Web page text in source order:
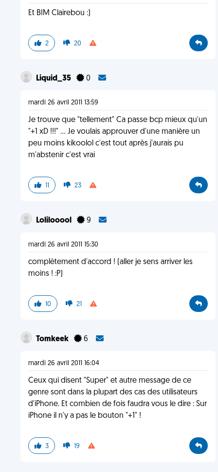
Et BIM Clairebou :)
2 20
Liquid_35 0
mardi 26 avril 2011 13:59
Je trouve que "tellement" Ca passe bcp mieux qu'un
"+1 xD !!!" ... Je voulais approuver d'une manière un
peu moins kikoolol c'est tout après j'aurais pu
m'abstenir c'est vrai
11 23
Lolilooool 9
mardi 26 avril 2011 15:30
complètement d'accord ! (aller je sens arriver les
moins ! :P)
10 21
Tomkeek 6
mardi 26 avril 2011 16:04
Ceux qui disent "Super" et autre message de ce
genre sont dans la plupart des cas des utilisateurs
d'iPhone. Et combien de fois faudra vous le dire : Sur
iPhone il n'y a pas le bouton "+1" !
3 19